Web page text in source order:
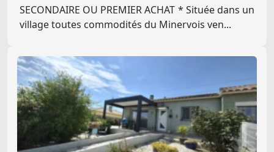
SECONDAIRE OU PREMIER ACHAT * Située dans un
village toutes commodités du Minervois ven...